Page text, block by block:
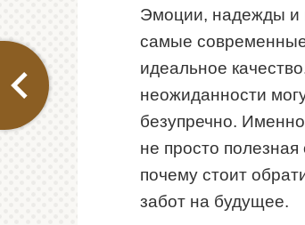
Эмоции, надежды и
самые
идеальное
неожиданности
безупречно.
не просто
почему стоит
забот на будущее.